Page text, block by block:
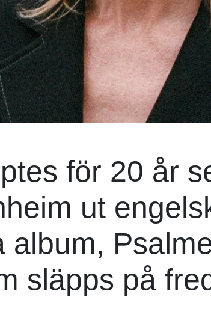
för 20 år
ut
album,
släpps på